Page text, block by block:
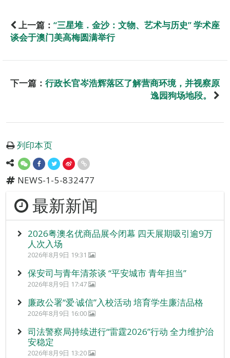
上一篇： “三星堆．金沙：文物、艺术与历史” 学术座
谈会于澳门美高梅圆满举行
下一篇： 行政长官岑浩辉落区了解营商环境，并视察原
逸园狗场地段。
列印本页
NEWS-1-5-832477
最新新闻
2026粤澳名优商品展今闭幕 四天展期吸引逾9万
人次入场
2026年8月9日 19:31
保安司与青年清茶谈 “平安城市 青年担当”
2026年8月9日 17:47
廉政公署“爱‧诚信”入校活动 培育学生廉洁品格
2026年8月9日 16:00
司法警察局持续进行“雷霆2026”行动 全力维护治
安稳定
2026年8月9日 13:20